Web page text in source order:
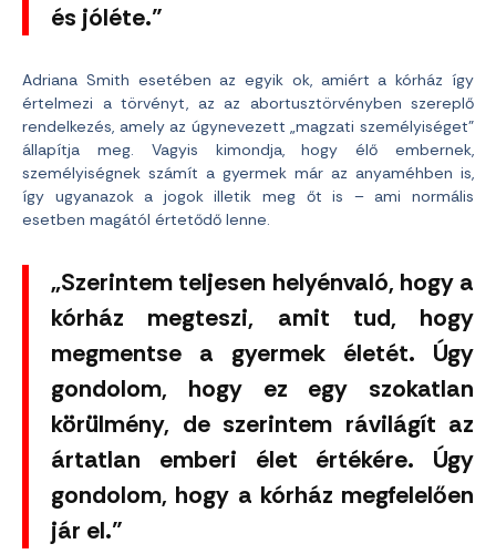
és jóléte.”
Adriana Smith esetében az egyik ok, amiért a kórház így
értelmezi a törvényt, az az abortusztörvényben szereplő
rendelkezés, amely az úgynevezett „magzati személyiséget”
állapítja meg. Vagyis kimondja, hogy élő embernek,
személyiségnek számít a gyermek már az anyaméhben is,
így ugyanazok a jogok illetik meg őt is – ami normális
esetben magától értetődő lenne.
„Szerintem teljesen helyénvaló, hogy a
kórház megteszi, amit tud, hogy
megmentse a gyermek életét. Úgy
gondolom, hogy ez egy szokatlan
körülmény, de szerintem rávilágít az
ártatlan emberi élet értékére. Úgy
gondolom, hogy a kórház megfelelően
jár el.”